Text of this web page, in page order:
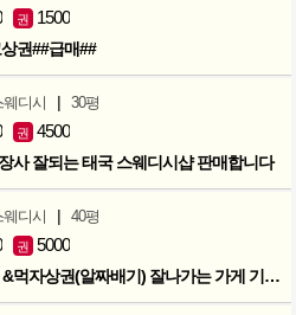
권 1500
권##급매##
웨디시 | 30평
권 4500
사 잘되는 태국 스웨디시샵 판매합니다
웨디시 | 40평
권 5000
### 부천 역세권 &먹자상권(알짜배기) 잘나가는 가게 기회입니다 ###